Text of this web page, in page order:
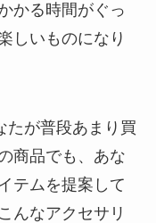
かる時間がぐっ
しいものになり
たが普段あまり買
商品でも、あな
テムを提案して
んなアクセサリ